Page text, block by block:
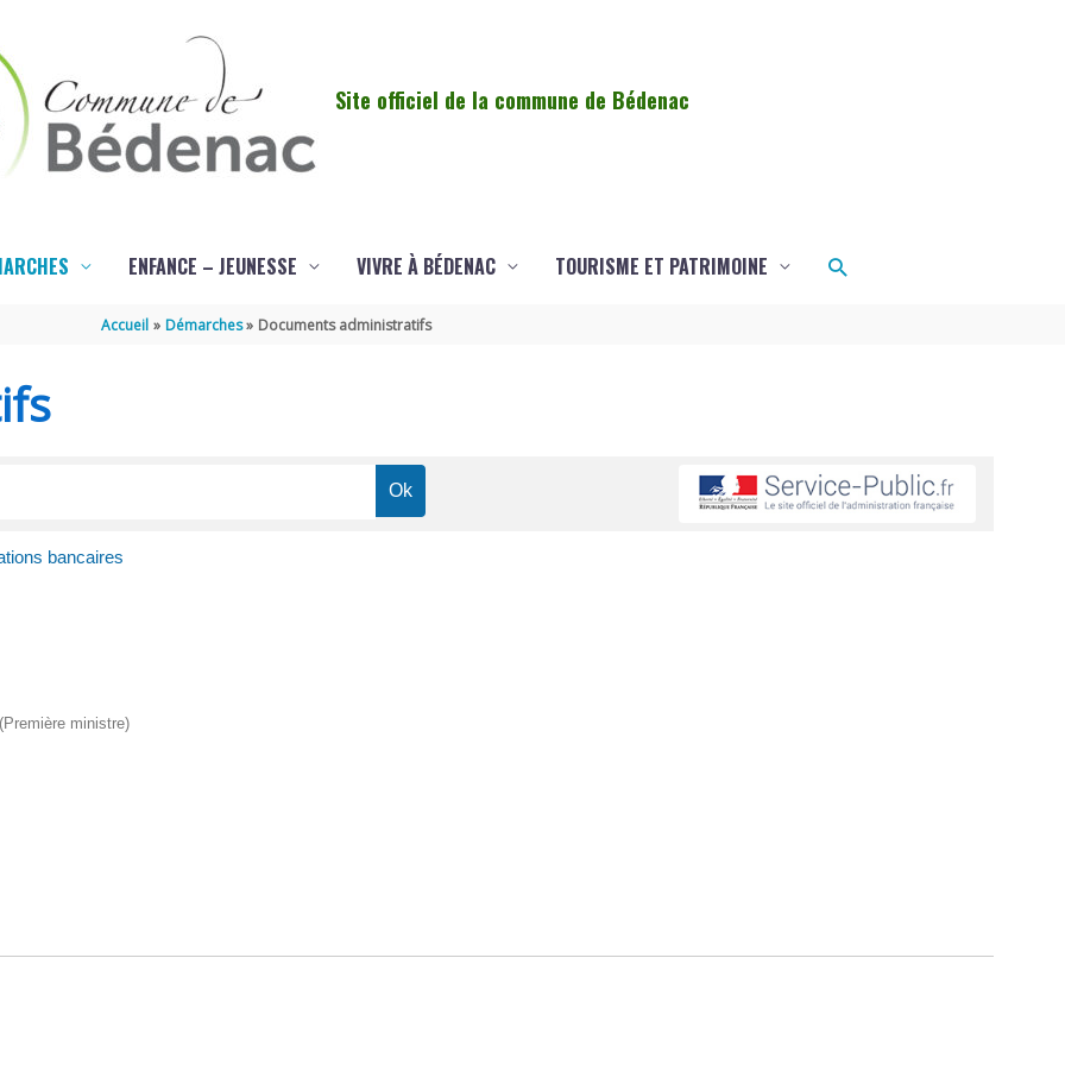
Site officiel de la commune de Bédenac
ENFANCE – JEUNESSE VIVRE À BÉDENAC TOURISME ET PATRIMOINE Rechercher
Accueil Démarches Documents administratifs
bancaires
ministre)